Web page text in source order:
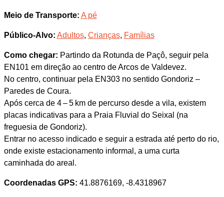
Meio de Transporte: A pé
Público-Alvo: Adultos, Crianças, Famílias
Como chegar: Partindo da Rotunda de Paçô, seguir pela
EN101 em direção ao centro de Arcos de Valdevez.
No centro, continuar pela EN303 no sentido Gondoriz –
Paredes de Coura.
Após cerca de 4 – 5 km de percurso desde a vila, existem
placas indicativas para a Praia Fluvial do Seixal (na
freguesia de Gondoriz).
Entrar no acesso indicado e seguir a estrada até perto do rio,
onde existe estacionamento informal, a uma curta
caminhada do areal.
Coordenadas GPS: 41.8876169, -8.4318967